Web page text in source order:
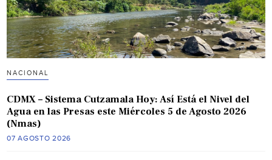
NACIONAL
CDMX – Sistema Cutzamala Hoy: Así Está el Nivel del
Agua en las Presas este Miércoles 5 de Agosto 2026
(Nmas)
07 AGOSTO 2026